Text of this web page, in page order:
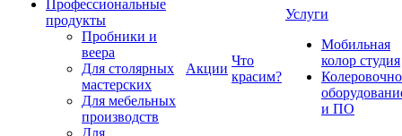
Профессиональные
продукты
Пробники и
веера
Для столярных
мастерских
Для мебельных
производств
Для
Акции
Что
красим?
Услуги
Мобильная
колор студия
и ПО